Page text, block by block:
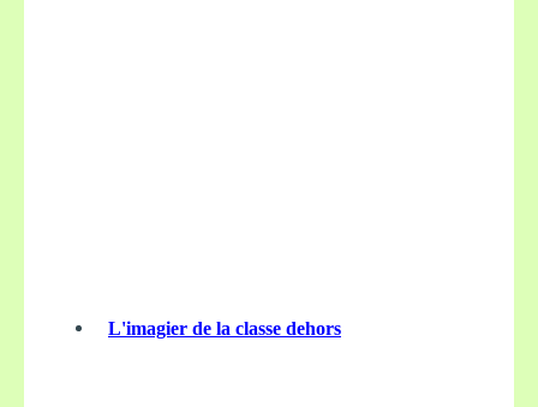
L'imagier de la classe dehors